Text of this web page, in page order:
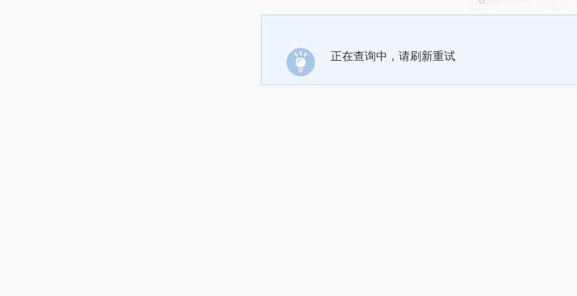
正在查询中，请刷新重试